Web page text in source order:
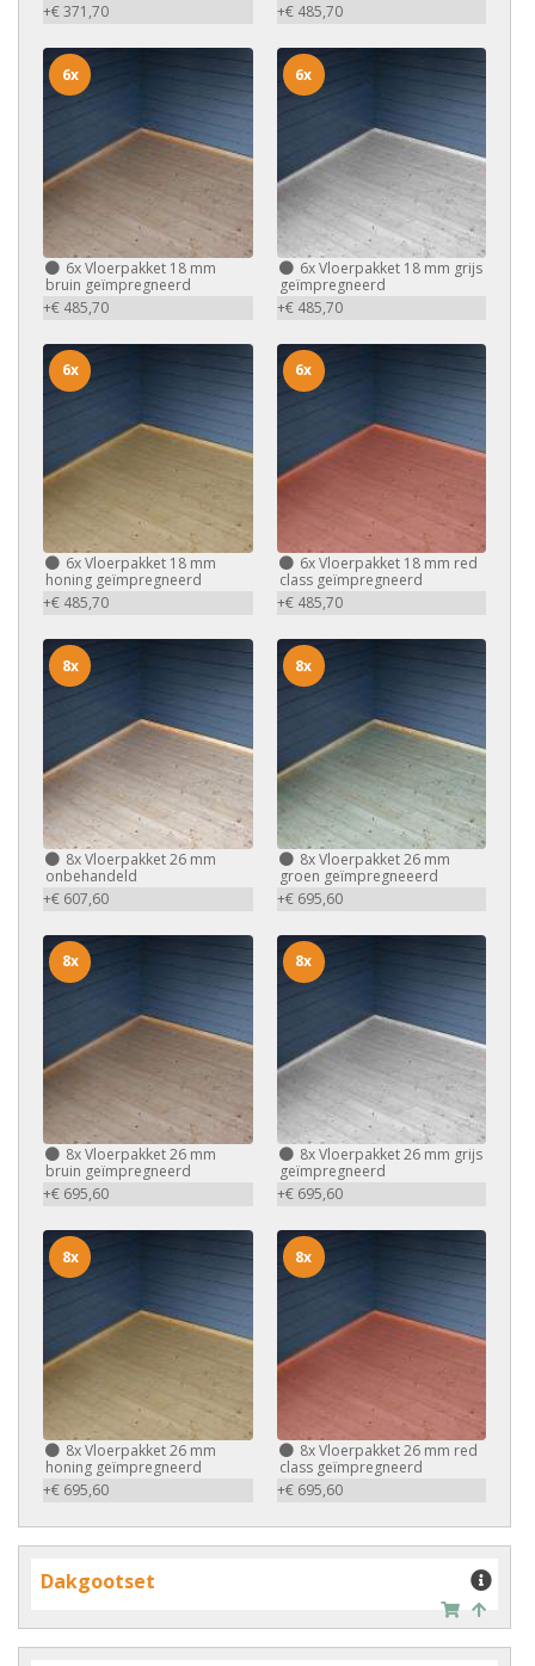
+€ 371,70 +€ 485,70
6xVloerpakket 18 mm
bruin geïmpregneerd
+€ 485,70
6x
6xVloerpakket 18 mm grijs
geïmpregneerd
+€ 485,70
6x
6xVloerpakket 18 mm
honing geïmpregneerd
+€ 485,70
6x
6xVloerpakket 18 mm red
class geïmpregneerd
+€ 485,70
6x
8xVloerpakket 26 mm
onbehandeld
+€ 607,60
8x
8xVloerpakket 26 mm
groen geïmpregneeerd
+€ 695,60
8x
8xVloerpakket 26 mm
bruin geïmpregneerd
+€ 695,60
8x
8xVloerpakket 26 mm grijs
geïmpregneerd
+€ 695,60
8x
8xVloerpakket 26 mm
honing geïmpregneerd
+€ 695,60
8x
8xVloerpakket 26 mm red
class geïmpregneerd
+€ 695,60
8x
Dakgootset